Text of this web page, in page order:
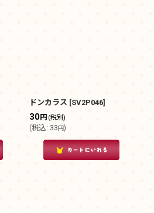
ドンカラス [SV2P046]
30円 (税別)
(税込: 33円)